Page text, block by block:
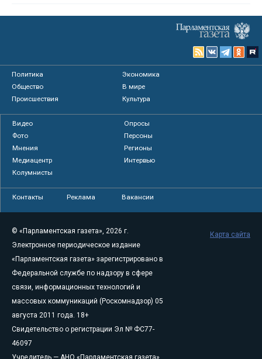
Политика
Экономика
Общество
В мире
Происшествия
Культура
Видео
Опросы
Фото
Персоны
Мнения
Регионы
Медиацентр
Интервью
Колумнисты
Контакты Реклама Вакансии
© «Парламентская газета», 2026 г.
Электронное периодическое издание
«Парламентская газета» зарегистрировано в
Федеральной службе по надзору в сфере
связи, информационных технологий и
массовых коммуникаций (Роскомнадзор) 05
августа 2011 года. 18+
Свидетельство о регистрации Эл № ФС77-
46097
Учредитель — АНО «Парламентская газета»
Карта сайта